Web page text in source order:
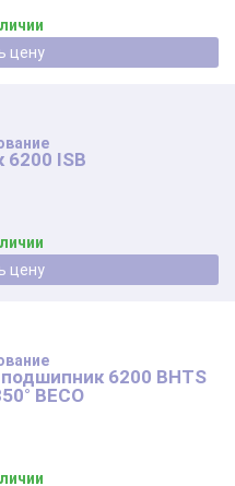
Уточнить цену
ISB
Уточнить цену
6200 BHTS
BECO